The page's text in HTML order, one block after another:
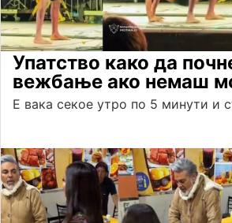
Упатство како да
вежбање ако немаш
Е вака секое утро по 5 минути и